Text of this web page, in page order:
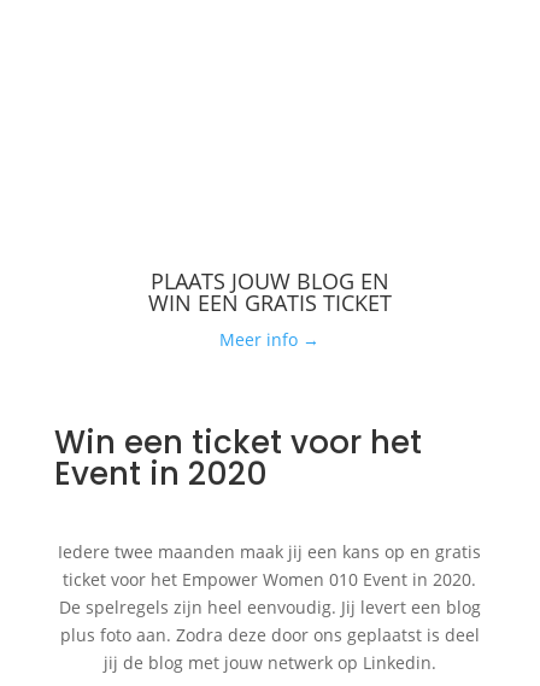
PLAATS JOUW BLOG EN
WIN EEN GRATIS TICKET
Meer info →
Win een ticket voor het
Event in 2020
Iedere twee maanden maak jij een kans op en gratis
ticket voor het Empower Women 010 Event in 2020.
De spelregels zijn heel eenvoudig. Jij levert een blog
plus foto aan. Zodra deze door ons geplaatst is deel
jij de blog met jouw netwerk op Linkedin.